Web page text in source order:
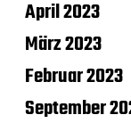
April 2023
März 2023
Februar 2023
September